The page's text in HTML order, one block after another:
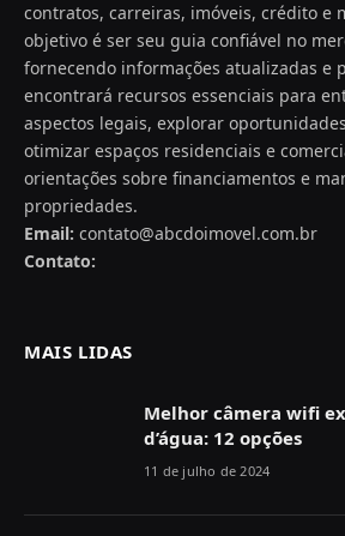
contratos, carreiras, imóveis, crédito e
objetivo é ser seu guia confiável no
fornecendo informações atualizadas e
encontrará recursos essenciais para
aspectos legais, explorar
otimizar espaços residenciais e
orientações sobre financiamentos e
propriedades.
Email: contato@abcdoimovel.com.br
Contato:
MAIS LIDAS
Melhor câmera wifi
d’água: 12 opções
11 de julho de 2024